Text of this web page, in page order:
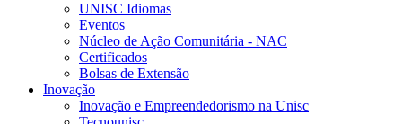
UNISC Idiomas
Eventos
Núcleo de Ação Comunitária - NAC
Certificados
Bolsas de Extensão
Inovação
Inovação e Empreendedorismo na Unisc